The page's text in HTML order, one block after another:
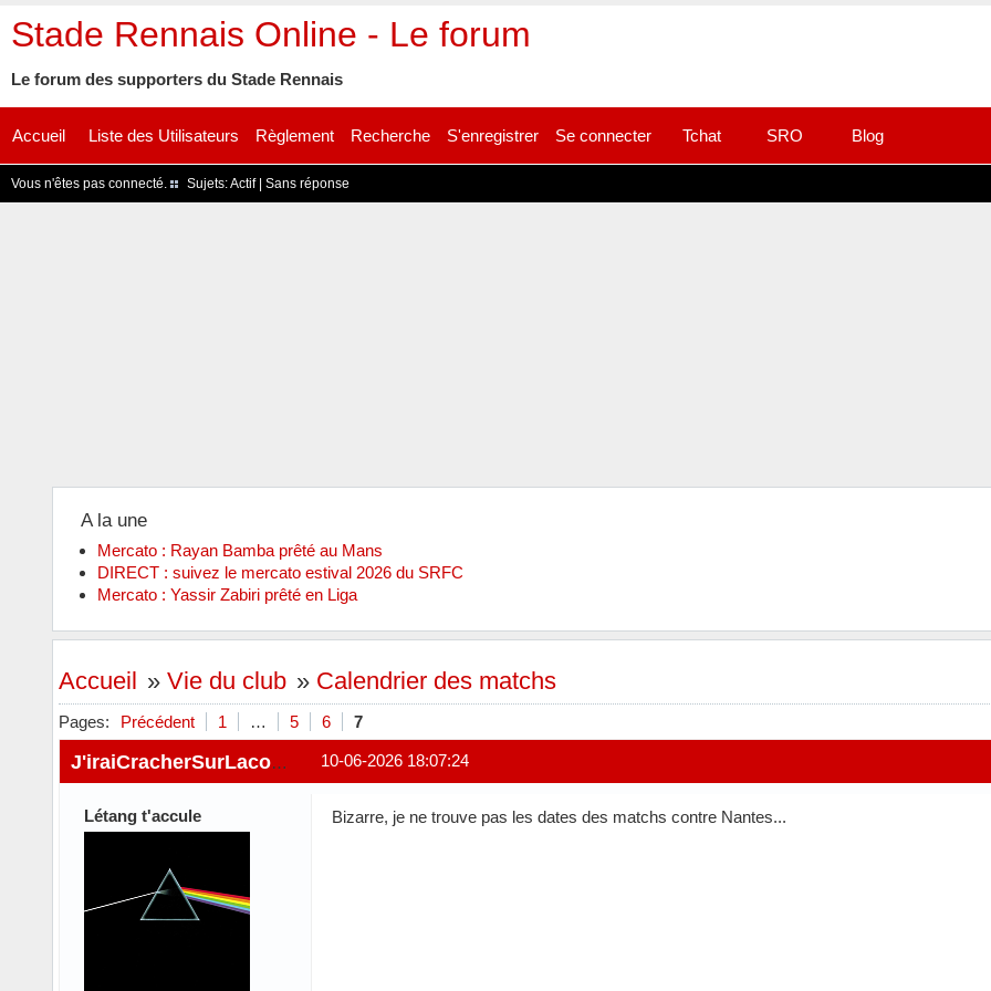
Stade Rennais Online - Le forum
Le forum des supporters du Stade Rennais
Accueil Liste des Utilisateurs Règlement Recherche S'enregistrer Se connecter Tchat SRO Blog
Vous n'êtes pas connecté. Sujets:Actif| Sans réponse
A la une
Mercato : Rayan Bamba prêté au Mans
DIRECT : suivez le mercato estival 2026 du SRFC
Mercato : Yassir Zabiri prêté en Liga
Accueil » Vie du club » Calendrier des matchs
Pages: Précédent 1 … 5 6 7
10-06-2026 18:07:24
J'iraiCracherSurLacombe
Létang t'accule Bizarre, je ne trouve pas les dates des matchs contre Nantes...